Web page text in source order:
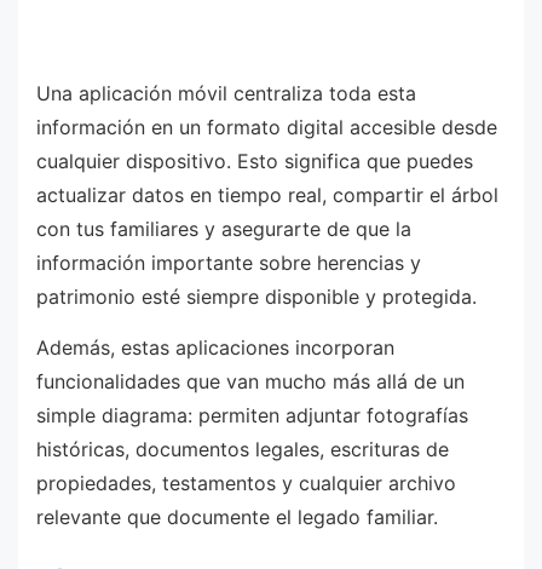
Una aplicación móvil centraliza toda esta
información en un formato digital accesible desde
cualquier dispositivo. Esto significa que puedes
actualizar datos en tiempo real, compartir el árbol
con tus familiares y asegurarte de que la
información importante sobre herencias y
patrimonio esté siempre disponible y protegida.
Además, estas aplicaciones incorporan
funcionalidades que van mucho más allá de un
simple diagrama: permiten adjuntar fotografías
históricas, documentos legales, escrituras de
propiedades, testamentos y cualquier archivo
relevante que documente el legado familiar.